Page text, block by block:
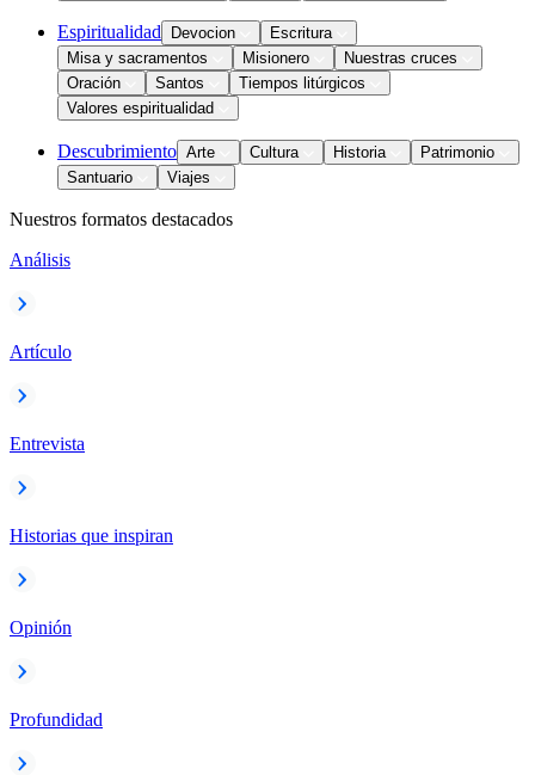
Espiritualidad Devocion
Escritura
Misa y sacramentos
Misionero
Nuestras cruces
Oración
Santos
Tiempos litúrgicos
Valores espiritualidad
Descubrimiento Arte Cultura Historia
Patrimonio
Santuario
Viajes
Nuestros formatos destacados
Análisis
Artículo
Entrevista
Historias que inspiran
Opinión
Profundidad